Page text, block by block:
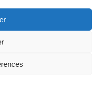
. Tous droits réservés.